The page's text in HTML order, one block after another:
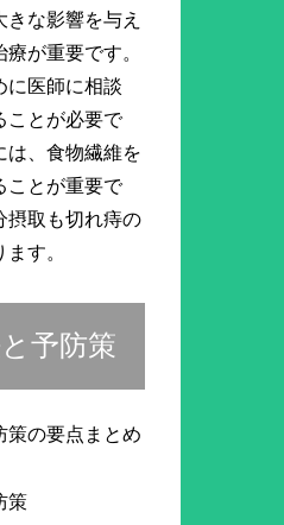
な影響を与え
が重要です。
に医師に相談
ことが必要で
は、食物繊維を
ことが重要で
摂取も切れ痔の
す。
予防策